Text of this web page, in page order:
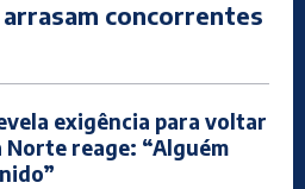
concorrentes
exigência para voltar
Norte reage: “Alguém